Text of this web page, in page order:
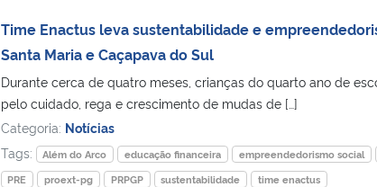
Time Enactus leva sustentabilidade e
Santa Maria e Caçapava do Sul
Durante cerca de quatro meses, crianças do quarto ano de
pelo cuidado, rega e crescimento de mudas de […]
Categoria: Notícias
Tags:
Além do Arco educação financeira empreendedorismo social
PRE
proext-pg PRPGP sustentabilidade time enactus